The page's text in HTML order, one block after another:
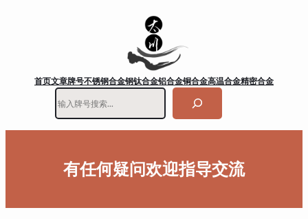
首页文章牌号不锈钢合金钢钛合金铝合金铜合金高温合金精密合金
有任何疑问欢迎指导交流